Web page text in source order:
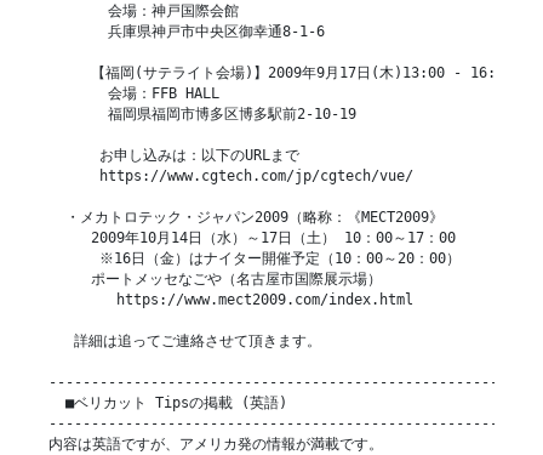
       会場：神戸国際会館
       兵庫県神戸市中央区御幸通8-1-6
【福岡(サテライト会場)】2009年9月17日(木)13:00 - 16:30
       会場：FFB HALL
       福岡県福岡市博多区博多駅前2-10-19
      お申し込みは：以下のURLまで
      https://www.cgtech.com/jp/cgtech/vue/
  ・メカトロテック・ジャパン2009（略称：《MECT2009》
     2009年10月14日（水）～17日（土） 10：00～17：00
      ※16日（金）はナイター開催予定（10：00～20：00）
     ポートメッセなごや（名古屋市国際展示場）
        https://www.mect2009.com/index.html
   詳細は追ってご連絡させて頂きます。
  ■ベリカット Tipsの掲載 (英語)
内容は英語ですが、アメリカ発の情報が満載です。